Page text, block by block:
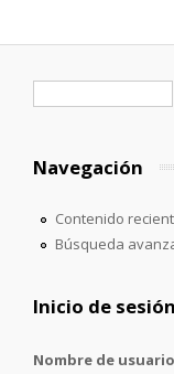
Formulario de
Navegación
Contenido
Búsqueda
Inicio de sesión
Nombre de usuario